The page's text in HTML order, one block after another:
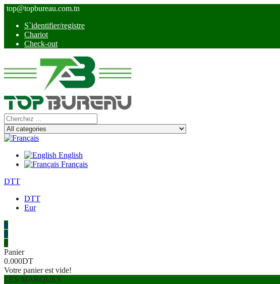
top@topbureau.com.tn
S`identifier/registre
Chariot
Check-out
English
Français
DTT
DTT
Eur
0
0
0
Panier
0.000DT
Votre panier est vide!
LES MARQUES